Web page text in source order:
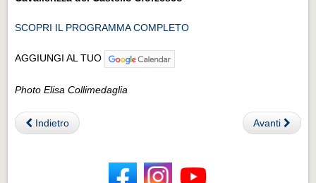
SCOPRI IL PROGRAMMA COMPLETO
AGGIUNGI AL TUO
Photo Elisa Collimedaglia
Indietro Avanti